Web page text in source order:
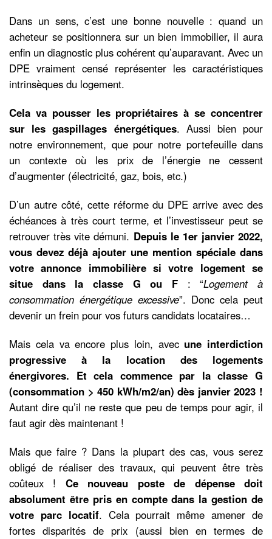
Dans un sens, c’est une bonne nouvelle : quand un
acheteur se positionnera sur un bien immobilier, il aura
enfin un diagnostic plus cohérent qu’auparavant. Avec un
DPE vraiment censé représenter les caractéristiques
intrinsèques du logement.
Cela va pousser les propriétaires à se concentrer
sur les gaspillages énergétiques. Aussi bien pour
notre environnement, que pour notre portefeuille dans
un contexte où les prix de l’énergie ne cessent
d’augmenter (électricité, gaz, bois, etc.)
D’un autre côté, cette réforme du DPE arrive avec des
échéances à très court terme, et l’investisseur peut se
retrouver très vite démuni. Depuis le 1er janvier 2022,
vous devez déjà ajouter une mention spéciale dans
votre annonce immobilière si votre logement se
situe dans la classe G ou F : “Logement à
consommation énergétique excessive”. Donc cela peut
devenir un frein pour vos futurs candidats locataires…
Mais cela va encore plus loin, avecune interdiction
progressive à la location des logements
énergivores. Et cela commence par la classe G
(consommation > 450 kWh/m2/an) dès janvier 2023 !
Autant dire qu’il ne reste que peu de temps pour agir, il
faut agir dès maintenant !
Mais que faire ? Dans la plupart des cas, vous serez
obligé de réaliser des travaux, qui peuvent être très
coûteux ! Ce nouveau poste de dépense doit
absolument être pris en compte dans la gestion de
votre parc locatif. Cela pourrait même amener de
fortes disparités de prix (aussi bien en termes de